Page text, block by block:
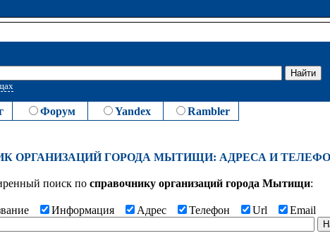
Форум Yandex Rambler
ОРГАНИЗАЦИЙ ГОРОДА МЫТИЩИ: АДРЕСА И
поиск по cправочнику организаций города Мытищи:
Информация Адрес Телефон Url Email